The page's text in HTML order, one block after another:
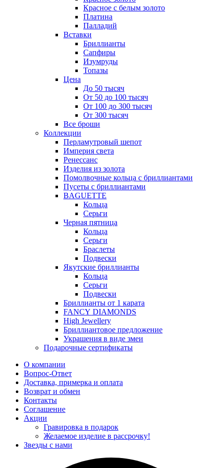
Красное с белым золото
Платина
Палладий
Вставки
Бриллианты
Сапфиры
Изумруды
Топазы
Цена
До 50 тысяч
От 50 до 100 тысяч
От 100 до 300 тысяч
От 300 тысяч
Все броши
Коллекции
Перламутровый шепот
Империя света
Ренессанс
Изделия из золота
Помолвочные кольца с бриллиантами
Пусеты с бриллиантами
BAGUETTE
Кольца
Серьги
Черная пятница
Кольца
Серьги
Браслеты
Подвески
Якутские бриллианты
Кольца
Серьги
Подвески
Бриллианты от 1 карата
FANCY DIAMONDS
High Jewellery
Бриллиантовое предложение
Украшения в виде змеи
Подарочные сертификаты
О компании
Вопрос-Ответ
Доставка, примерка и оплата
Возврат и обмен
Контакты
Соглашение
Акции
Гравировка в подарок
Желаемое изделие в рассрочку!
Звезды с нами